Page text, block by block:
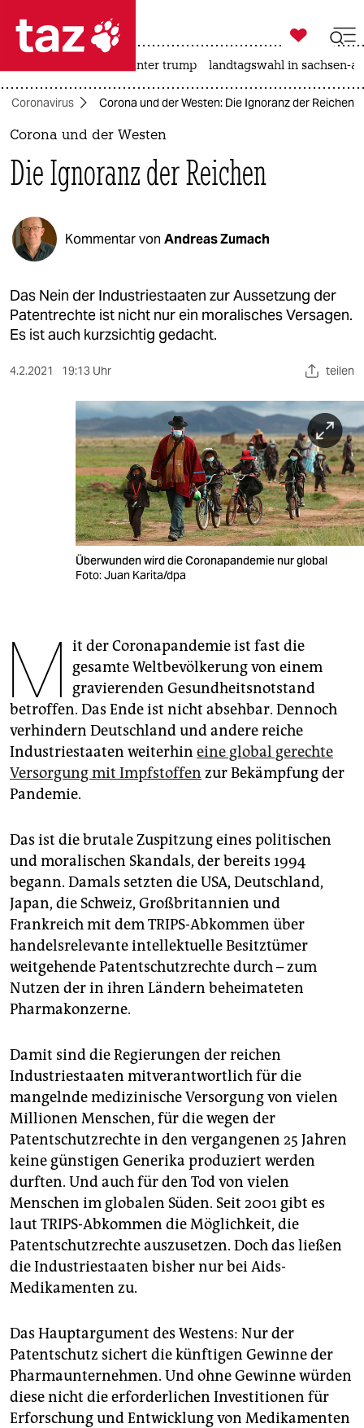
 taz zahl ich
taz zahl ich
politik
öko
gesellschaft
kultur
sport
berlin
wahrheit
veranstaltungen
unterstützen
abo
genossenschaft
epaper login

taz zahl ich
usa unter trump landtagswahl in sachsen-
Coronavirus Corona und der Westen: Die Ignoranz der Reichen
Corona und der Westen
Die Ignoranz der Reichen
Kommentar von Andreas Zumach
Das Nein der Industriestaaten zur Aussetzung der
Patentrechte ist nicht nur ein moralisches Versagen.
Es ist auch kurzsichtig gedacht.
4.2.2021 19:13 Uhr teilen
Überwunden wird die Coronapandemie nur global
Foto: Juan Karita/dpa
M it der Coronapandemie ist fast die
gesamte Weltbevölkerung von einem
gravierenden Gesundheitsnotstand
betroffen. Das Ende ist nicht absehbar. Dennoch
verhindern Deutschland und andere reiche
Industriestaaten weiterhin eine global gerechte
Versorgung mit Impfstoffen zur Bekämpfung der
Pandemie.
Das ist die brutale Zuspitzung eines politischen
und moralischen Skandals, der bereits 1994
begann. Damals setzten die USA, Deutschland,
Japan, die Schweiz, Großbritannien und
Frankreich mit dem TRIPS-Abkommen über
handelsrelevante intellektuelle Besitztümer
weitgehende Patentschutzrechte durch – zum
Nutzen der in ihren Ländern beheimateten
Pharmakonzerne.
Damit sind die Regierungen der reichen
Industriestaaten mitverantwortlich für die
mangelnde medizinische Versorgung von vielen
Millionen Menschen, für die wegen der
Patentschutzrechte in den vergangenen 25 Jahren
keine günstigen Generika produziert werden
durften. Und auch für den Tod von vielen
Menschen im globalen Süden. Seit 2001 gibt es
laut TRIPS-Abkommen die Möglichkeit, die
Patentschutzrechte auszusetzen. Doch das ließen
die Industriestaaten bisher nur bei Aids-
Medikamenten zu.
Das Hauptargument des Westens: Nur der
Patentschutz sichert die künftigen Gewinne der
Pharmaunternehmen. Und ohne Gewinne würden
diese nicht die erforderlichen Investitionen für
Erforschung und Entwicklung von Medikamenten